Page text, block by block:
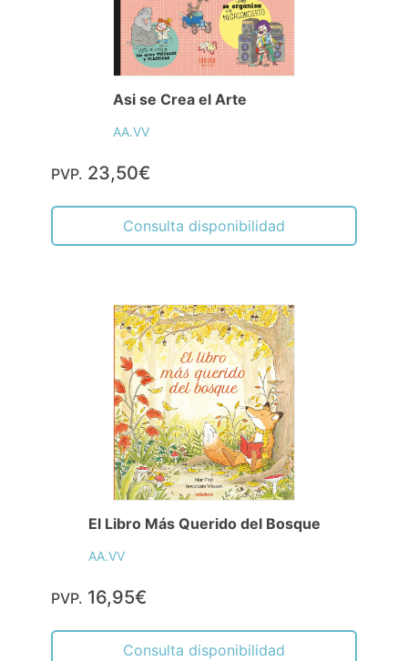
Asi se Crea el Arte
AA.VV
PVP. 23,50€
Consulta disponibilidad
El Libro Más Querido del Bosque
AA.VV
PVP. 16,95€
Consulta disponibilidad